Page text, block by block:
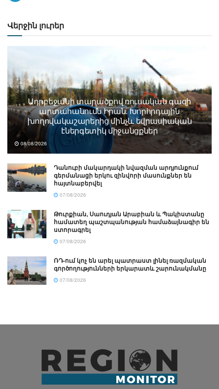
Վերջին լուրեր
Ադրբեջանի տարածքով ռուսական գազի
արտահանումն Իրան. Խորհրդային
խողովակաշարերից մինչև եվրասիական
էներգետիկ միջանցքներ
08/08/2026
Դանուբի մակարդակի նվազման արդյունքում
գերմանացի երկու զինվորի մասունքներ են
հայտնաբերվել
07/08/2026
Թուրքիան, Սաուդյան Արաբիան և Պակիստանը
համատեղ պաշտպանության համաձայնագիր են
ստորագրել
07/08/2026
ՌԴ-ում կոչ են արել պատրաստ լինել ռազմական
գործողությունների երկարատև շարունակմանը
07/08/2026